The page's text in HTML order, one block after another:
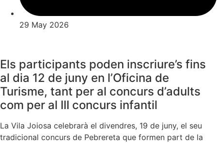
29 May 2026
Els participants poden inscriure’s fins
al dia 12 de juny en l’Oficina de
Turisme, tant per al concurs d’adults
com per al III concurs infantil
La Vila Joiosa celebrarà el divendres, 19 de juny, el seu
tradicional concurs de Pebrereta que formen part de la